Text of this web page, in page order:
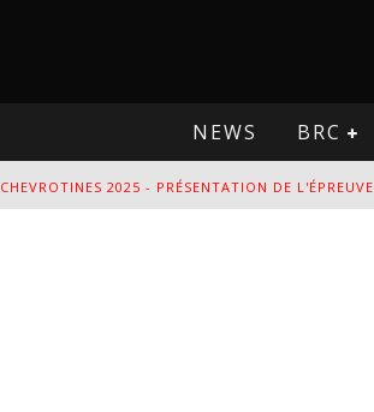
NEWS BRC
CHEVROTINES 2025 - PRÉSENTATION DE L'ÉPREUVE